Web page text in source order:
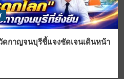
ดกาญจนบุรีชี้แจงชัดเจนเดินหน้า